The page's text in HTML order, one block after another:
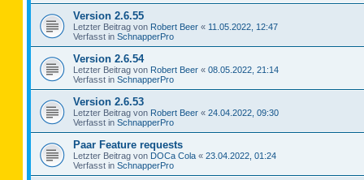
Version 2.6.55
Letzter Beitrag von Robert Beer « 11.05.2022, 12:47
Verfasst in SchnapperPro
Version 2.6.54
Letzter Beitrag von Robert Beer « 08.05.2022, 21:14
Verfasst in SchnapperPro
Version 2.6.53
Letzter Beitrag von Robert Beer « 24.04.2022, 09:30
Verfasst in SchnapperPro
Paar Feature requests
Letzter Beitrag von DOCa Cola « 23.04.2022, 01:24
Verfasst in SchnapperPro